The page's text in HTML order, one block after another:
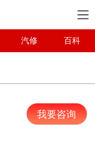
汽修 百科
我要咨询